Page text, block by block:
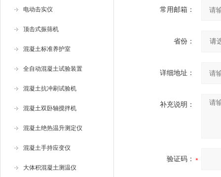
电动击实仪
顶击式振筛机
混凝土标准养护室
全自动混凝土试验装置
混凝土抗冲刷试验机
混凝土双卧轴搅拌机
混凝土绝热温升测定仪
混凝土手持应变仪
大体积混凝土测温仪
常用邮箱：
省份：
详细地址：
补充说明：
验证码：